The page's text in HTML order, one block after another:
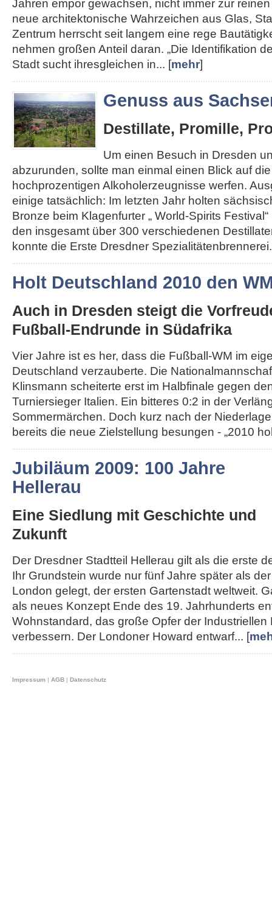
Jahren empor gewachsen, nicht immer zur
neue architektonische Wahrzeichen aus Glas,
Zentrum herrscht seit langem eine rege
nehmen großen Anteil daran. „Die Identifikation
Stadt sucht ihresgleichen in... [mehr]
Genuss aus
Destillate, Promille,
Um einen Besuch in Dresden
abzurunden, sollte man einmal einen Blick auf
hochprozentigen Alkoholerzeugnisse werfen.
einige tatsächlich: Im letzten Jahr holten
Bronze beim Klagenfurter „ World-Spirits
den insgesamt über 300 verschiedenen
konnte die Erste Dresdner
Holt Deutschland 2010 den
Auch in Dresden steigt die
Fußball-Endrunde in Südafrika
Vier Jahre ist es her, dass die Fußball-WM im
Deutschland verzauberte. Die
Klinsmann scheiterte erst im Halbfinale gegen
Turniersieger Italien. Ein bitteres 0:2 in der
Sommermärchen. Doch kurz nach der
bereits die neue Zielstellung besungen - „2010
Jubiläum 2009: 100 Jahre
Hellerau
Eine Siedlung mit Geschichte und
Zukunft
Der Dresdner Stadtteil Hellerau gilt als die erste
Ihr Grundstein wurde nur fünf Jahre später als
London gelegt, der ersten Gartenstadt weltweit.
als neues Konzept Ende des 19. Jahrhunderts
Wohnstandard, das große Opfer der Industriellen
verbessern. Der Londoner Howard entwarf... [
Impressum | AGB | Datenschutz